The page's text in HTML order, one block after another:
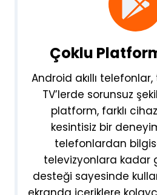
Çoklu
Android akıllı telefonlar,
TV’lerde sorunsuz
platform, farklı
kesintisiz bir
telefonlardan
televizyonlara kadar
desteği sayesinde